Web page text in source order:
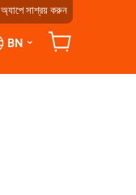
অ্যাপে সাশ্রয় করুন
BN ⌄